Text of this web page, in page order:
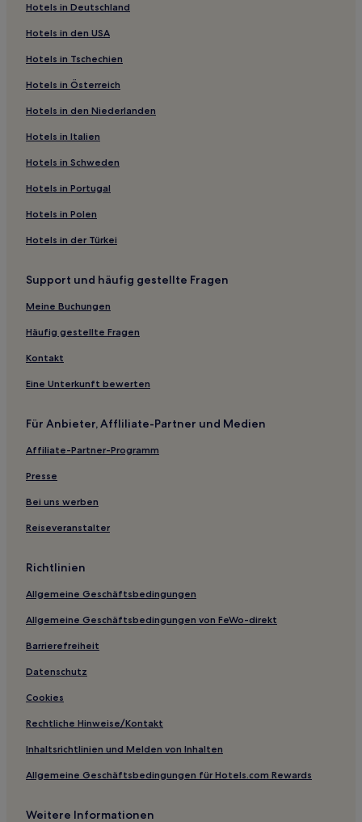
Hostels in Gold Coast
B&B in Gold Coast
Ferienwohnungen in Gold Coast
Motels in Gold Coast
3-Sterne-Hotels in Tugun
3-Sterne-Hotels in Miami
5-Sterne-Hotels in South Brisbane
3-Sterne-Hotels in Palm Beach
5-Sterne-Hotels in Coolangatta
5-Sterne-Hotels in Broadbeach
4-Sterne-Hotels in Surfers Paradise
3-Sterne-Hotels in Mermaid Beach
4-Sterne-Hotels in South Bank
5-Sterne-Hotels in Tamborine Mountain
5-Sterne-Hotels in Wilson Outlook Reserve
Strand in Biggera Waters
Familien in Bowen Hills
Familien in Miami
Hotels mit Pool in Miami
Hotels mit Parkplatz in Brisbane
Lgbtqia-Freundliche in Brisbane
Luxus in New Farm
Hotels mit Küchenzeile in Broadbeach
Luxus in Southport
Hotels mit Fitnessbereich in Southport
Günstige in Southport
Luxus in South Bank
Familien in South Bank
Hotels mit Küchenzeile in South Brisbane
Hotels in Deutschland
Hotels in den USA
Hotels in Tschechien
Hotels in Österreich
Hotels in den Niederlanden
Hotels in Italien
Hotels in Schweden
Hotels in Portugal
Hotels in Polen
Hotels in der Türkei
Support und häufig gestellte Fragen
Meine Buchungen
Häufig gestellte Fragen
Kontakt
Eine Unterkunft bewerten
Für Anbieter, Affliliate-Partner und Medien
Affiliate-Partner-Programm
Presse
Bei uns werben
Reiseveranstalter
Richtlinien
Allgemeine Geschäftsbedingungen
Allgemeine Geschäftsbedingungen von FeWo-direkt
Barrierefreiheit
Datenschutz
Cookies
Rechtliche Hinweise/Kontakt
Inhaltsrichtlinien und Melden von Inhalten
Allgemeine Geschäftsbedingungen für Hotels.com Rewards
Weitere Informationen